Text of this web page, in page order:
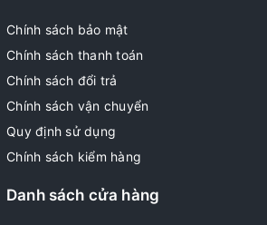
Chính sách bảo mật
Chính sách thanh toán
Chính sách đổi trả
Chính sách vận chuyển
Quy định sử dụng
Chính sách kiểm hàng
Danh sách cửa hàng